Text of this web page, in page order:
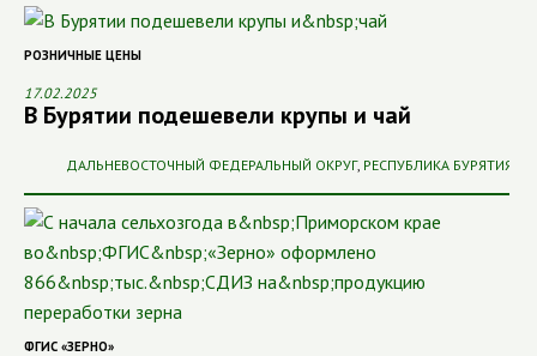
РОЗНИЧНЫЕ ЦЕНЫ
17.02.2025
В Бурятии подешевели крупы и чай
ДАЛЬНЕВОСТОЧНЫЙ ФЕДЕРАЛЬНЫЙ ОКРУГ, РЕСПУБЛИКА БУРЯТИЯ
ФГИС «ЗЕРНО»